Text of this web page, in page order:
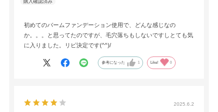
初めてのバームファンデーション使用で、どんな感じなの
か。。。と思ってたのですが、毛穴落ちもしないですしとても気
に入りました。リピ決定です(^^)/
参考になった 1 Like! 0
2025.6.2